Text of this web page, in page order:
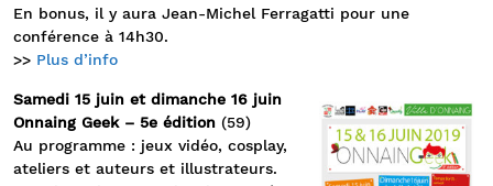
En bonus, il y aura Jean-Michel Ferragatti pour une
conférence à 14h30.
>> Plus d’info
Samedi 15 juin et dimanche 16 juin
Onnaing Geek – 5e édition (59)
Au programme : jeux vidéo, cosplay,
ateliers et auteurs et illustrateurs.